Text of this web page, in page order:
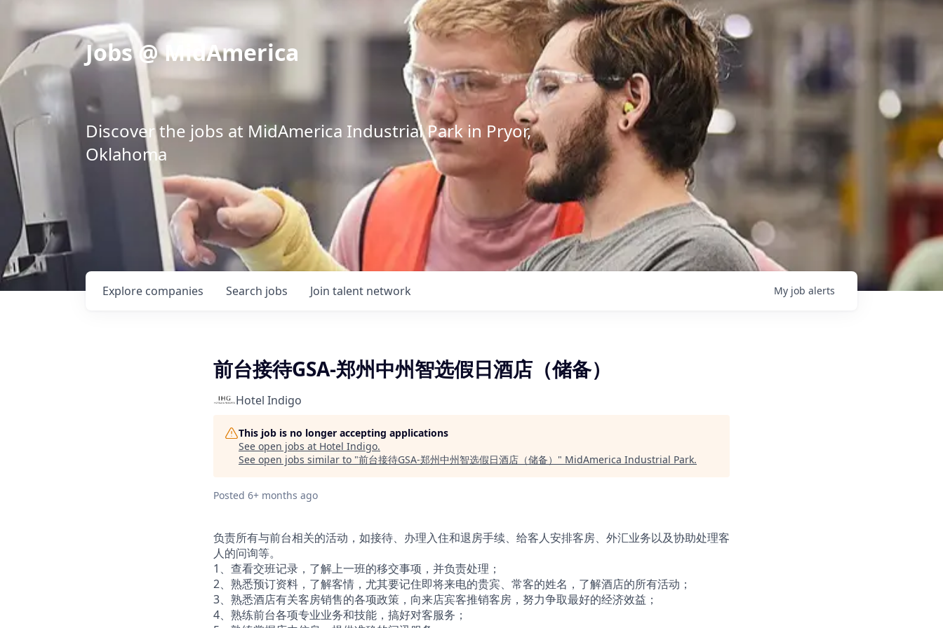
Jobs @ MidAmerica
Discover the jobs at MidAmerica Industrial Park in Pryor,
Oklahoma
Search jobs
Explore companies Join talent network My job alerts
前台接待GSA-郑州中州智选假日酒店（储备）
Hotel Indigo
This job is no longer accepting applications
See open jobs at Hotel Indigo.
See open jobs similar to "前台接待GSA-郑州中州智选假日酒店（储备） " MidAmerica Industrial Park.
Posted 6+ months ago
负责所有与前台相关的活动，如接待、办理入住和退房手续、给客人安排客房、外汇业务以及协助处理客
人的问询等。
1、查看交班记录，了解上一班的移交事项，并负责处理；
2、熟悉预订资料，了解客情，尤其要记住即将来电的贵宾、常客的姓名，了解酒店的所有活动；
3、熟悉酒店有关客房销售的各项政策，向来店宾客推销客房，努力争取最好的经济效益；
4、熟练前台各项专业业务和技能，搞好对客服务；